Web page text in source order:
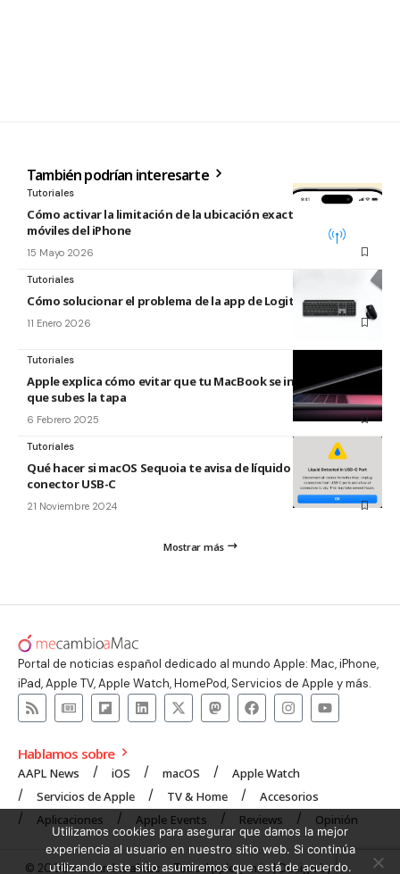
También podrían interesarte
Tutoriales
Cómo activar la limitación de la ubicación exacta para redes
móviles del iPhone
15 Mayo 2026
Tutoriales
Cómo solucionar el problema de la app de Logitech para Mac
11 Enero 2026
Tutoriales
Apple explica cómo evitar que tu MacBook se inicie cada vez
que subes la tapa
6 Febrero 2025
Tutoriales
Qué hacer si macOS Sequoia te avisa de líquido en el
conector USB-C
21 Noviembre 2024
Mostrar más
Portal de noticias español dedicado al mundo Apple: Mac, iPhone,
iPad, Apple TV, Apple Watch, HomePod, Servicios de Apple y más.
Hablamos sobre
AAPL News iOS macOS
Apple Watch
Servicios de Apple
TV & Home
Accesorios
Aplicaciones
Apple Events Reviews Opinión
© 2008 mecambioaMac – Todo Apple y más | Design byUNXON
Utilizamos cookies para asegurar que damos la mejor
experiencia al usuario en nuestro sitio web. Si continúa
utilizando este sitio asumiremos que está de acuerdo.